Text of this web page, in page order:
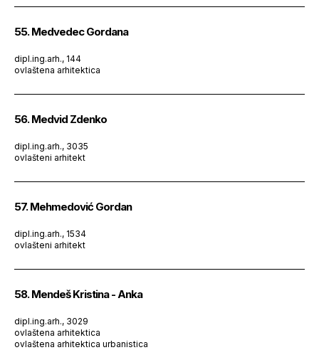
55. Medvedec Gordana
dipl.ing.arh., 144
ovlaštena arhitektica
56. Medvid Zdenko
dipl.ing.arh., 3035
ovlašteni arhitekt
57. Mehmedović Gordan
dipl.ing.arh., 1534
ovlašteni arhitekt
58. Mendeš Kristina - Anka
dipl.ing.arh., 3029
ovlaštena arhitektica
ovlaštena arhitektica urbanistica